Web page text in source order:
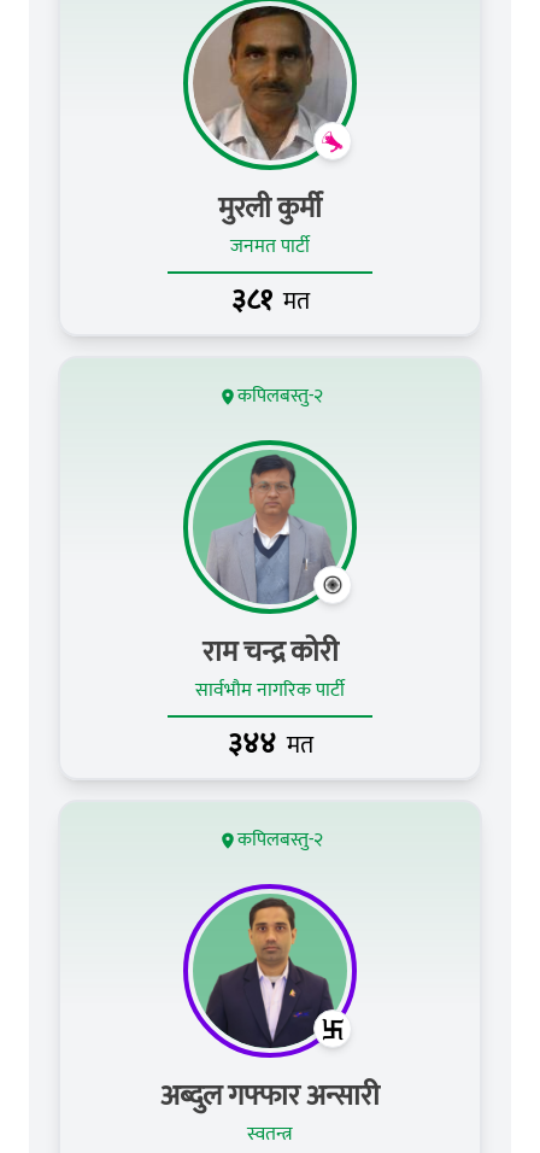
मुरली कुर्मी
जनमत पार्टी
३८१ मत
कपिलबस्तु-२
राम चन्द्र कोरी
सार्वभौम नागरिक पार्टी
३४४ मत
कपिलबस्तु-२
अब्दुल गफ्फार अन्सारी
स्वतन्त्र